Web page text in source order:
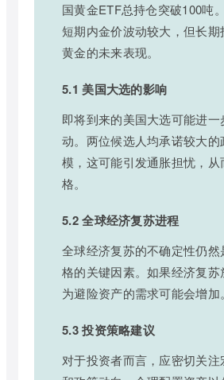
国黄金ETF总持仓突破100吨
短期内金价波动较大，但长期
黄金的未来表现。
5.1 美国大选的影响
即将到来的美国大选可能进一
动。两位候选人均承诺较大的
模，这可能引发通胀担忧，从
格。
5.2 全球经济复苏进程
全球经济复苏的不确定性仍然
格的关键因素。如果经济复苏
为避险资产的需求可能会增加。
5.3 投资策略建议
对于投资者而言，应密切关